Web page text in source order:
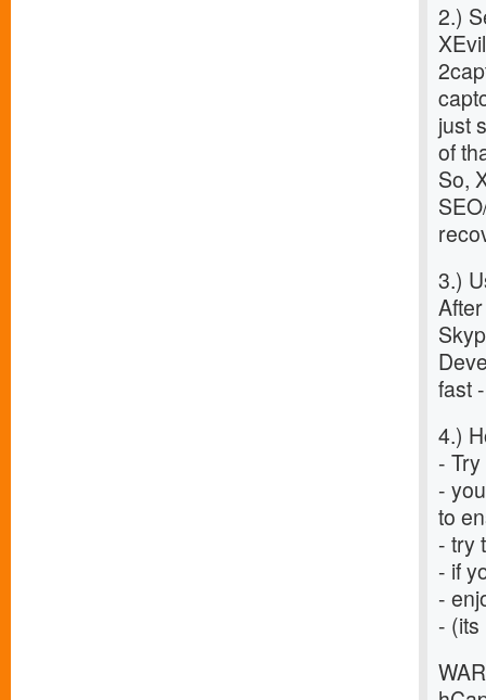
2.)
just
of
So,
3.)
fast
4.)
-
-
to
- try
- if
-
-